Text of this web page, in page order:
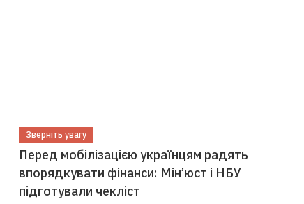
Зверніть увагу
Перед мобілізацією українцям радять
впорядкувати фінанси: Мін’юст і НБУ
підготували чекліст